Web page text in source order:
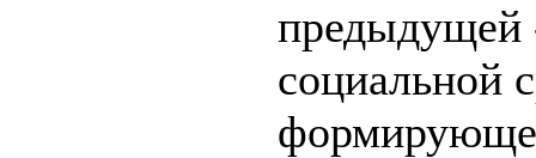
предыдущей
социальной